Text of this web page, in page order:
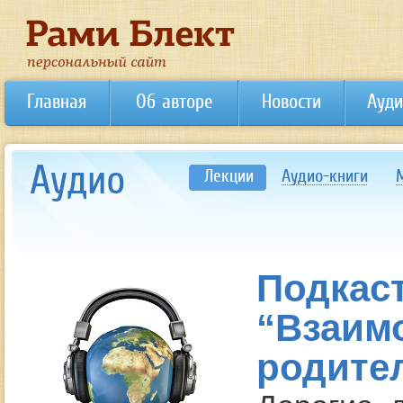
Главная Об авторе Новости
Лекции Аудио-книги
Аудио